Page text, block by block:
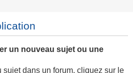
un nouveau sujet ou une
sujet dans un forum, cliquez sur le